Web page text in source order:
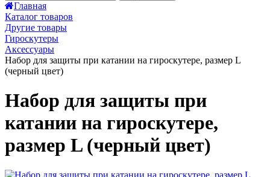
Главная
Каталог товаров
Другие товары
Гироскутеры
Аксессуары
Набор для защиты при катании на гироскутере, размер L
(черный цвет)
Набор для защиты при
катании на гироскутере,
размер L (черный цвет)